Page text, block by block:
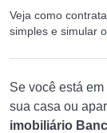
Veja como
simples e simular
Se você está
sua casa ou
imobiliário